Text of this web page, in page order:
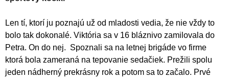
Len tí, ktorí ju poznajú už od mladosti vedia, že nie vždy to
bolo tak dokonalé. Viktória sa v 16 bláznivo zamilovala do
Petra. On do nej. Spoznali sa na letnej brigáde vo firme
ktorá bola zameraná na tepovanie sedačiek. Prežili spolu
jeden nádherný prekrásny rok a potom sa to začalo. Prvé